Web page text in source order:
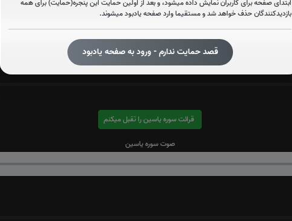
ابتدای صفحه برای کاربران نمایش داده میشود، و بعد از اولین حمایت این پنجره(حمایت) برای همه
بازدیدکنندگان حذف خواهد شد و مستقیما وارد صفحه یادبود میشوند.
قصد حمایت ندارم - ورود به صفحه یادبود
صوت سوره الرحمن
قرائت سوره یاسین را تقبل میکنم
صوت سوره یاسین